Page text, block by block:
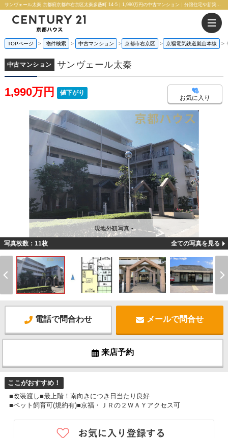
サンヴェール太秦 京都府京都市右京区太秦多藪町 14-5｜1,990万円の中古マンション｜分譲住宅や新築物件｜株式会社 京都ハウス
TOPページ 物件検索 中古マンション 京都市右京区 京福電気鉄道嵐山本線
中古マンション サンヴェール太秦
1,990万円 値下がり
お気に入り
現地外観写真 -
写真枚数：11枚 全ての写真を見る
電話で問合わせ メールで問合せ
来店予約
ここがおすすめ！
■改装渡し■最上階！南向きにつき日当たり良好
■ペット飼育可(規約有)■京福・ＪＲの２ＷＡＹアクセス可